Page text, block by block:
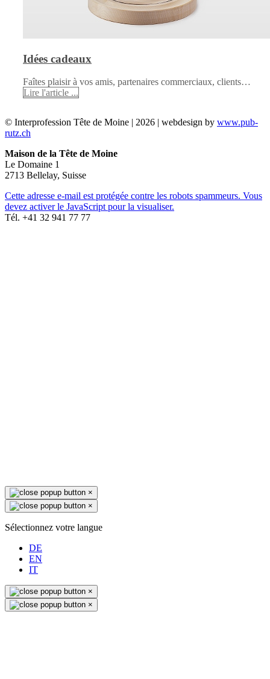
Idées cadeaux
Faîtes plaisir à vos amis, partenaires commerciaux, clients…
Lire l'article ...
© Interprofession Tête de Moine | 2026 | webdesign by www.pub-
rutz.ch
Maison de la Tête de Moine
Le Domaine 1
2713 Bellelay, Suisse
Cette adresse e-mail est protégée contre les robots spammeurs. Vous
devez activer le JavaScript pour la visualiser.
Tél. +41 32 941 77 77
×
×
Sélectionnez votre langue
DE
EN
IT
×
×